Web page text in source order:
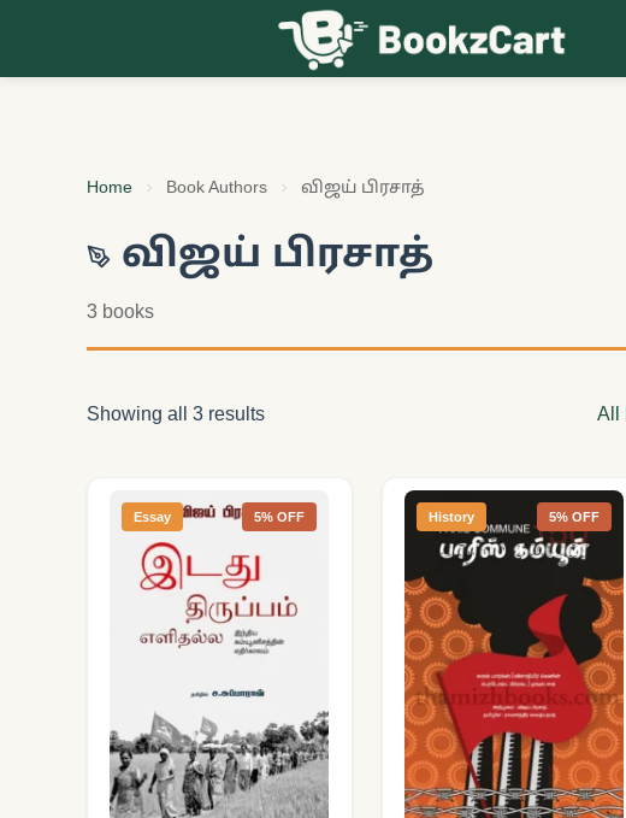
Home Book Authors விஜய் பிரசாத்
விஜய் பிரசாத்
3 books
Showing all 3 results All
Essay 5% OFF History 5% OFF